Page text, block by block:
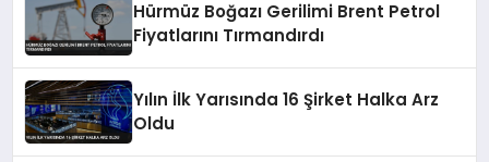
Hürmüz Boğazı Gerilimi Brent Petrol
Fiyatlarını Tırmandırdı
Yılın İlk Yarısında 16 Şirket Halka Arz
Oldu